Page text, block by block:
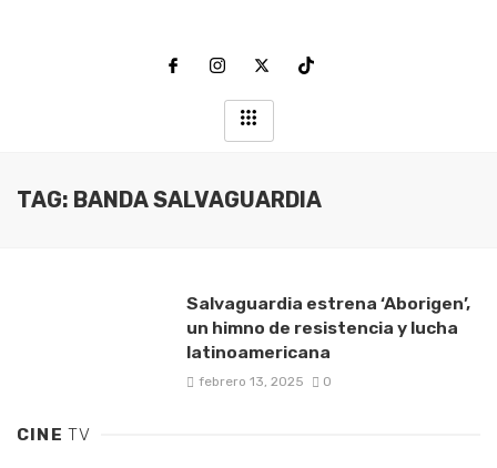
TAG: BANDA SALVAGUARDIA
Salvaguardia estrena ‘Aborigen’,
un himno de resistencia y lucha
latinoamericana
febrero 13, 2025 0
CINETV